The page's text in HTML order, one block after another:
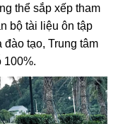
thể sắp xếp tham
bộ tài liệu ôn tập
tạo, Trung tâm
100%.